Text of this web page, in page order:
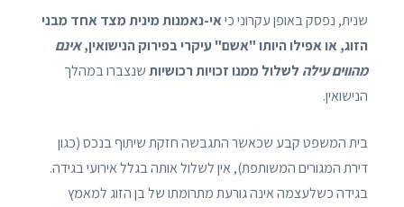
שנית, נפסק באופן עקרוני כיאי-נאמנות מינית מצד אחד מבני
הזוג, או אפילו היותו "אשם" עיקרי בפירוק הנישואין,אינם
מהווים עילה לשלול ממנו זכויות רכושיותשנצברו במהלך
הנישואין.
בית המשפט קבע שכאשר התגבשה חזקת שיתוף בנכס (כגון
דירת המגורים המשותפת), אין לשלול אותה בגלל אירועי בגידה.
בגידה כשלעצמה אינה גורעת מתרומתו של בן הזוג למאמץ